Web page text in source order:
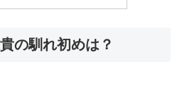
の馴れ初めは？